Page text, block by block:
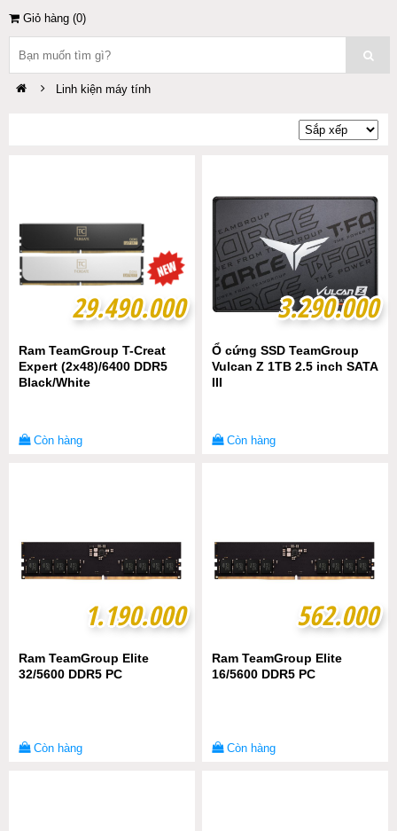
Giỏ hàng (0)
Linh kiện máy tính
29.490.000
29.490.000
Ram TeamGroup T-Creat
Expert (2x48)/6400 DDR5
Black/White
Còn hàng
3.290.000
3.290.000
Ổ cứng SSD TeamGroup
Vulcan Z 1TB 2.5 inch SATA
III
Còn hàng
1.190.000
1.190.000
Ram TeamGroup Elite
32/5600 DDR5 PC
Còn hàng
562.000
562.000
Ram TeamGroup Elite
16/5600 DDR5 PC
Còn hàng